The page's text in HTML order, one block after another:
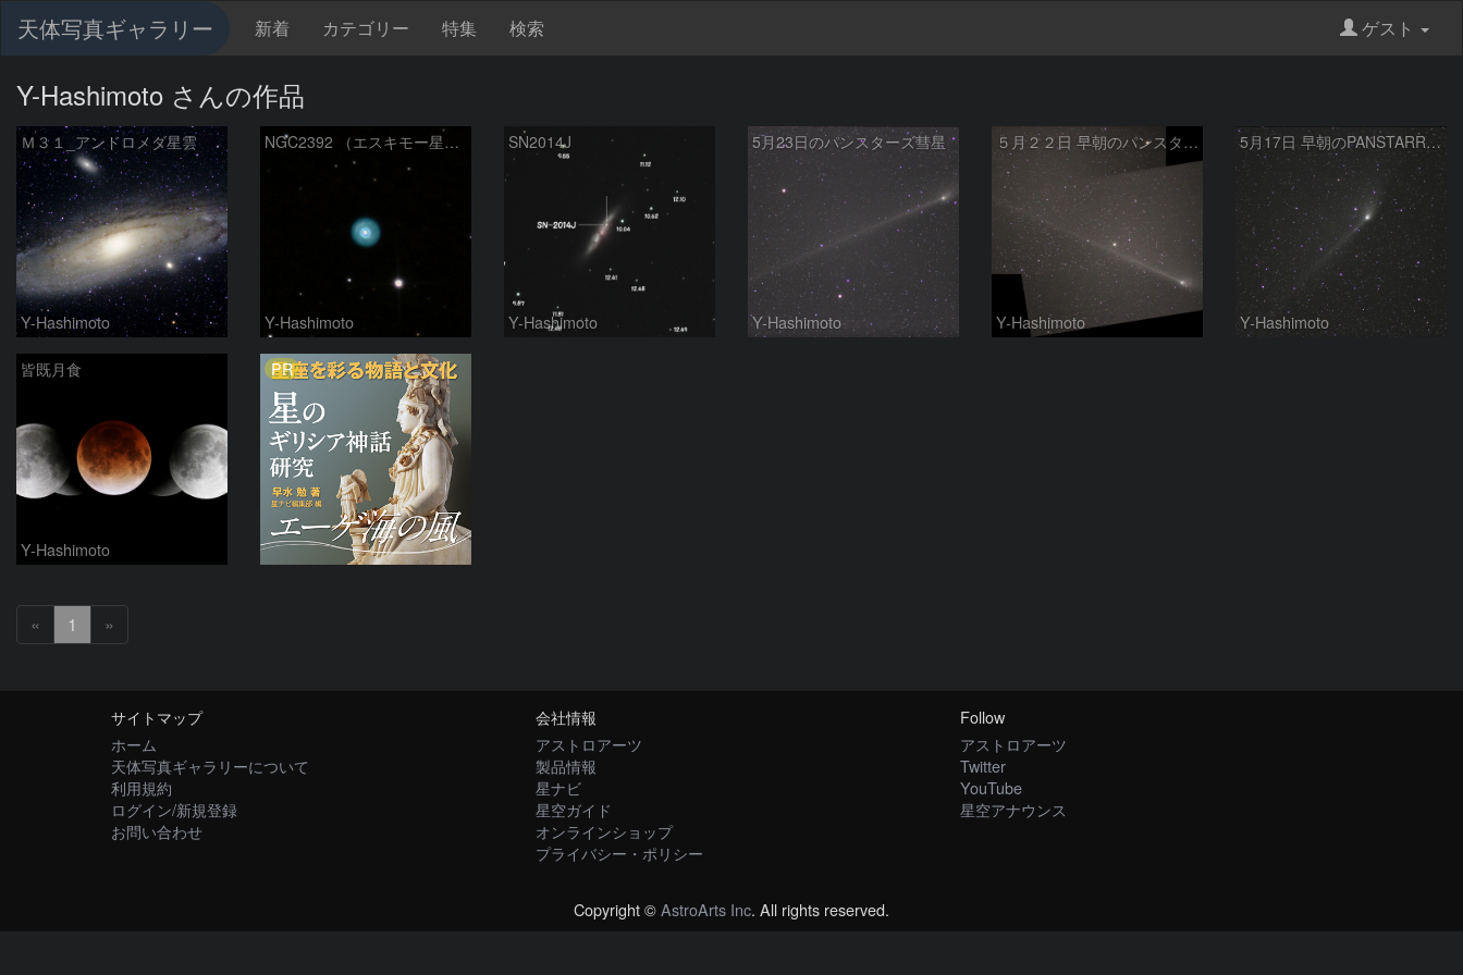
天体写真ギャラリー 新着 カテゴリー 特集 検索 ゲスト
Y-Hashimoto さんの作品
Ｍ３１_アンドロメダ星雲
Y-Hashimoto
NGC2392 （エスキモー星雲）
Y-Hashimoto
SN2014J
Y-Hashimoto
5月23日のパンスターズ彗星
Y-Hashimoto
５月２２日 早朝のパンスターズ彗星
Y-Hashimoto
5月17日 早朝のPANSTARRS彗星
Y-Hashimoto
皆既月食
Y-Hashimoto
PR
« 1 »
サイトマップ
ホーム
天体写真ギャラリーについて
利用規約
ログイン/新規登録
お問い合わせ
会社情報
アストロアーツ
製品情報
星ナビ
星空ガイド
オンラインショップ
プライバシー・ポリシー
Follow
アストロアーツ
Twitter
YouTube
星空アナウンス
Copyright ©AstroArts Inc. All rights reserved.